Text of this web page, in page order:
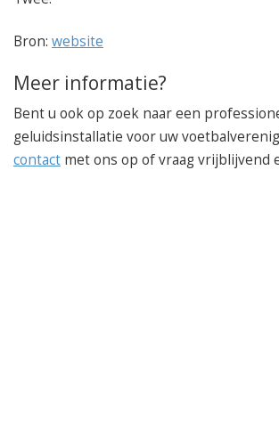
Bron: website
Meer informatie?
Bent u ook op zoek naar een
geluidsinstallatie voor uw
contact met ons op of vraag vrijblijvend